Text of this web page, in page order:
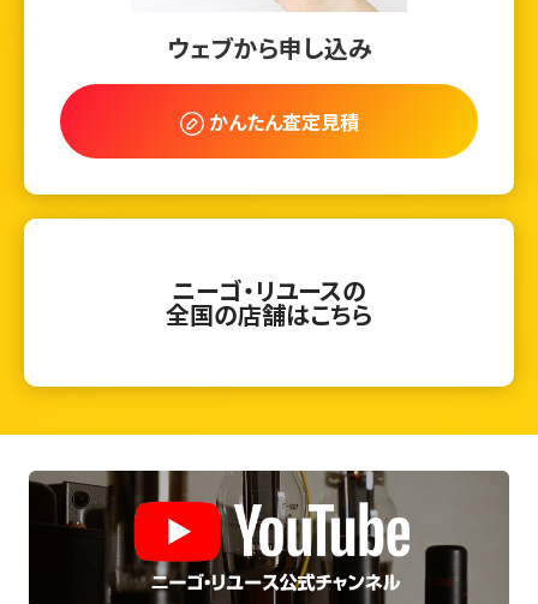
ウェブから申し込み
かんたん査定見積
ニーゴ・リユースの
全国の店舗はこちら